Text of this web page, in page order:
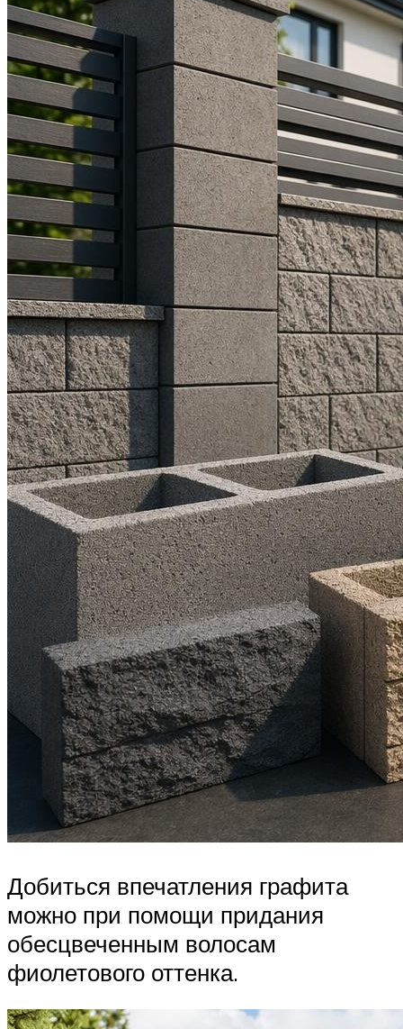
Добиться впечатления графита
можно при помощи придания
обесцвеченным волосам
фиолетового оттенка.